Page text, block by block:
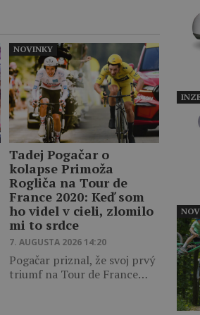
Tadej Pogačar o
kolapse Primoža
Rogliča na Tour de
France 2020: Keď som
ho videl v cieli, zlomilo
mi to srdce
7. AUGUSTA 2026 14:20
Pogačar priznal, že svoj prvý
triumf na Tour de France…
NOVINKY